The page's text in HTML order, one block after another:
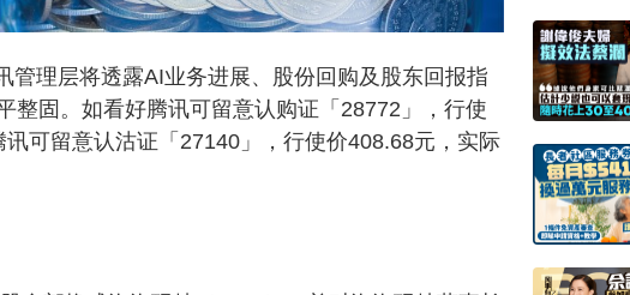
理层将透露AI业务进展、股份回购及股东回报指
整固。如看好腾讯可留意认购证「28772」，行使
可留意认沽证「27140」，行使价408.68元，实际